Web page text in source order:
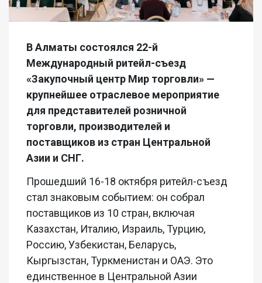
В Алматы состоялся 22-й
Международный ритейл-съезд
«Закупочный центр Мир торговли» —
крупнейшее отраслевое мероприятие
для представителей розничной
торговли, производителей и
поставщиков из стран Центральной
Азии и СНГ.
Прошедший 16-18 октября ритейл-съезд
стал знаковым событием: он собрал
поставщиков из 10 стран, включая
Казахстан, Италию, Израиль, Турцию,
Россию, Узбекистан, Беларусь,
Кыргызстан, Туркменистан и ОАЭ. Это
единственное в Центральной Азии